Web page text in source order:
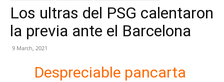
Los ultras del PSG calentaron
la previa ante el Barcelona
9 March, 2021
Despreciable pancarta